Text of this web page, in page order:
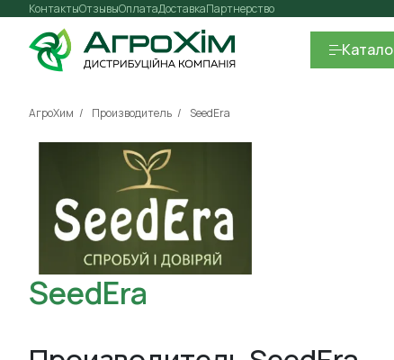
Контакты Оплата
Отзывы ДоставкаПартнерство
АгроХим Производитель SeedEra
SeedEra